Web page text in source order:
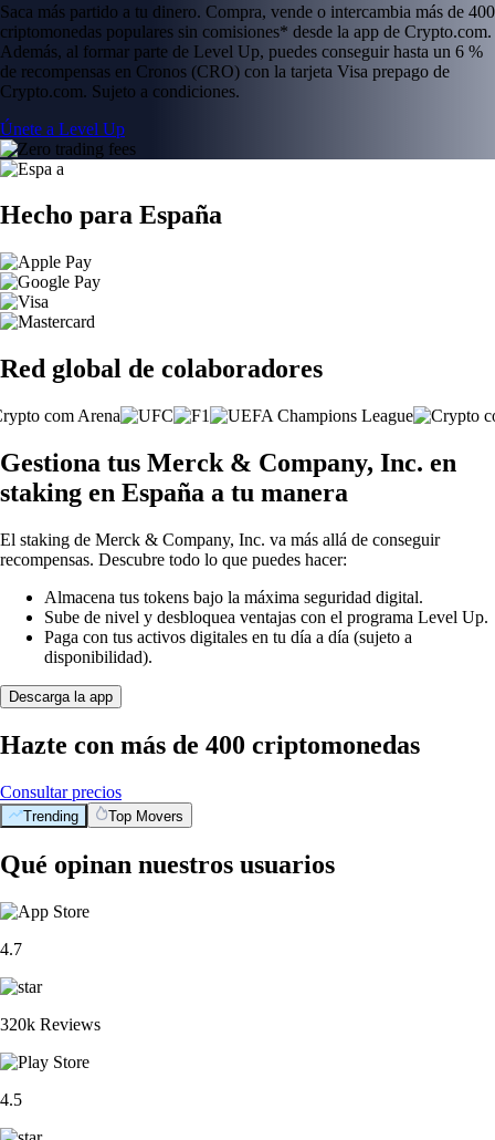
Saca más partido a tu dinero. Compra, vende o intercambia más de 400
criptomonedas populares sin comisiones* desde la app de Crypto.com.
Además, al formar parte de Level Up, puedes conseguir hasta un 6 %
de recompensas en Cronos (CRO) con la tarjeta Visa prepago de
Crypto.com. Sujeto a condiciones.
Únete a Level Up
Hecho para España
Red global de colaboradores
Gestiona tus Merck & Company, Inc. en
staking en España a tu manera
El staking de Merck & Company, Inc. va más allá de conseguir
recompensas. Descubre todo lo que puedes hacer:
Almacena tus tokens bajo la máxima seguridad digital.
Sube de nivel y desbloquea ventajas con el programa Level Up.
Paga con tus activos digitales en tu día a día (sujeto a
disponibilidad).
Descarga la app
Hazte con más de 400 criptomonedas
Consultar precios
Trending Top Movers
Qué opinan nuestros usuarios
4.7
320k Reviews
4.5